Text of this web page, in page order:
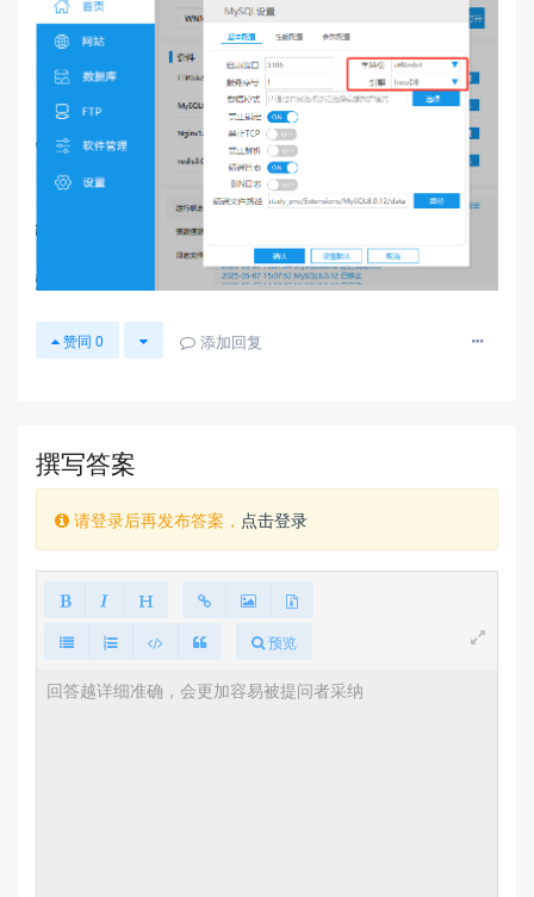
Applying django_celery_results.0001_initial...Traceback (most r
ecent call last):
File "D:Program Filespy310libsite-packagesdjangodbbackendsu
tils.py", line 87, in _execute
return self.cursor.execute(sql)
File "D:Program Filespy310libsite-packagesdjangodbbackends
mysqlbase.py", line 75, in execute
res = self._query(mogrified_query)
File "D:Program Filespy310libsite-packagesMySQLdbcursors.p
y", line 330, in _query
db.query(q)
ns.py", line 255, in query
赞同 0 添加回复
撰写答案
请登录后再发布答案， 点击登录
预览